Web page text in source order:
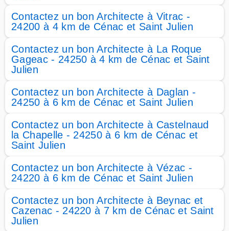
Contactez un bon Architecte à Vitrac -
24200 à 4 km de Cénac et Saint Julien
Contactez un bon Architecte à La Roque
Gageac - 24250 à 4 km de Cénac et Saint
Julien
Contactez un bon Architecte à Daglan -
24250 à 6 km de Cénac et Saint Julien
Contactez un bon Architecte à Castelnaud
la Chapelle - 24250 à 6 km de Cénac et
Saint Julien
Contactez un bon Architecte à Vézac -
24220 à 6 km de Cénac et Saint Julien
Contactez un bon Architecte à Beynac et
Cazenac - 24220 à 7 km de Cénac et Saint
Julien